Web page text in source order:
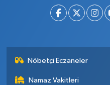
Nöbetçi Eczaneler
Namaz Vakitleri